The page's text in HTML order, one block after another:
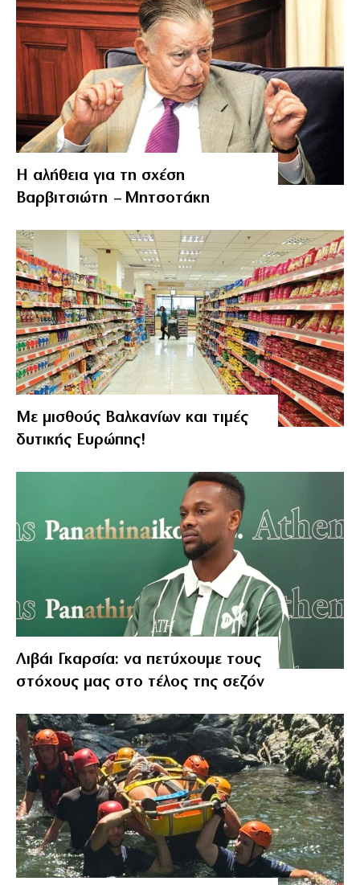
Η αλήθεια για τη σχέση
Βαρβιτσιώτη – Μητσοτάκη
Με μισθούς Βαλκανίων και τιμές
δυτικής Ευρώπης!
Λιβάι Γκαρσία: να πετύχουμε τους
στόχους μας στο τέλος της σεζόν